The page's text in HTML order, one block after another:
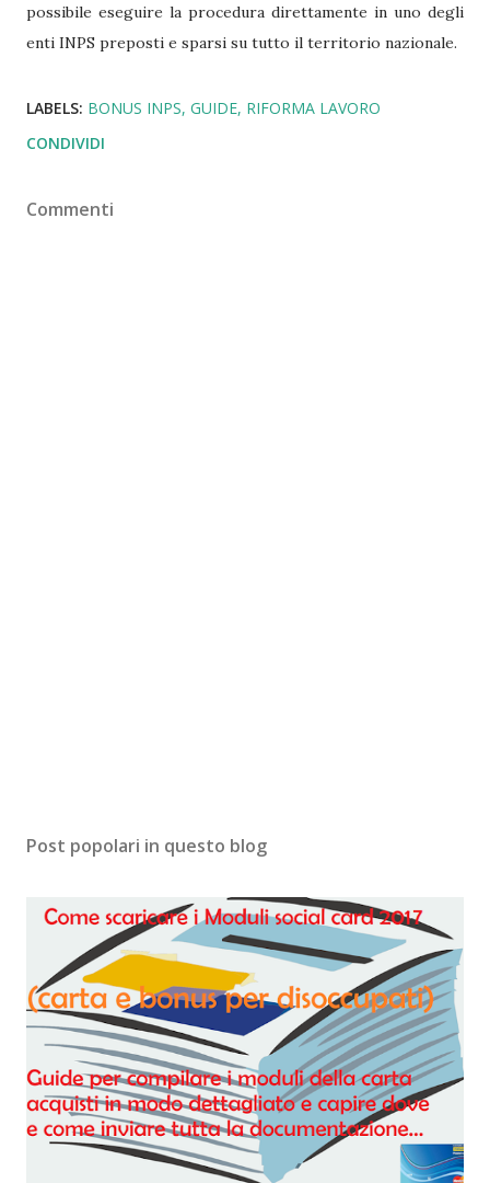
possibile eseguire la procedura direttamente in uno degli
enti INPS preposti e sparsi su tutto il territorio nazionale.
LABELS: BONUS INPS GUIDE RIFORMA LAVORO
CONDIVIDI
Commenti
Post popolari in questo blog